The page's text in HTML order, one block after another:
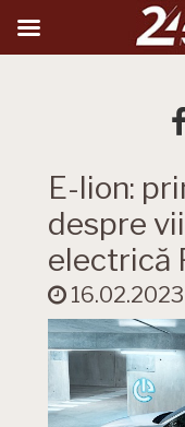
E-lion:
despre
electrică
16.02.2023